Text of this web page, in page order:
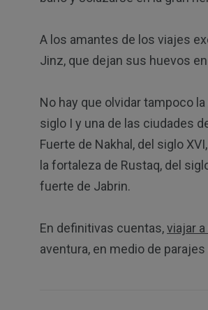
A los amantes de los viajes
Jinz, que dejan sus huevos
No hay que olvidar tampoco
siglo I y una de las ciudades
Fuerte de Nakhal, del siglo
la fortaleza de Rustaq, del
fuerte de Jabrin.
En definitivas cuentas,viajar a
aventura, en medio de